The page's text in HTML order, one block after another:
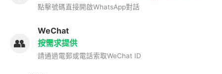
點擊號碼直接開啟WhatsApp對話
👥
WeChat
按需求提供
請通過電郵或電話索取WeChat ID